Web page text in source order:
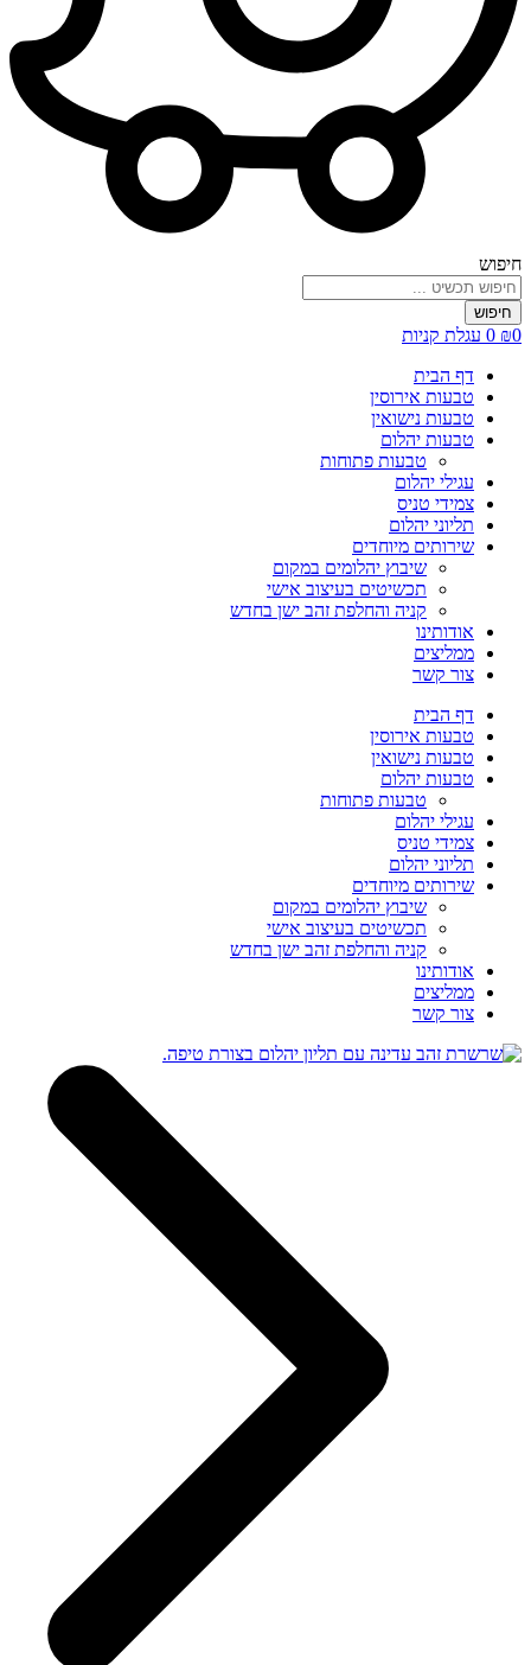
חיפוש
חיפוש
₪0
0 עגלת קניות
דף הבית
טבעות אירוסין
טבעות נישואין
טבעות יהלום
טבעות פתוחות
עגילי יהלום
צמידי טניס
תליוני יהלום
שירותים מיוחדים
שיבוץ יהלומים במקום
תכשיטים בעיצוב אישי
קניה והחלפת זהב ישן בחדש
אודותינו
ממליצים
צור קשר
דף הבית
טבעות אירוסין
טבעות נישואין
טבעות יהלום
טבעות פתוחות
עגילי יהלום
צמידי טניס
תליוני יהלום
שירותים מיוחדים
שיבוץ יהלומים במקום
תכשיטים בעיצוב אישי
קניה והחלפת זהב ישן בחדש
אודותינו
ממליצים
צור קשר